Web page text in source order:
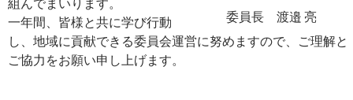
委員長 渡邉 亮
一年間、皆様と共に学び行動
し、地域に貢献できる委員会運営に努めますので、ご理解と
ご協力をお願い申し上げます。